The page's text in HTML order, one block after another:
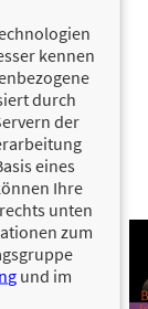
kennen
durch
der
eines
Ihre
unten
zum
und im